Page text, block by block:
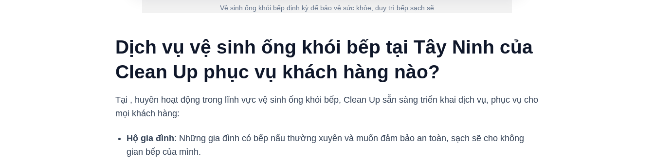
Vệ sinh ống khói bếp định kỳ để bảo vệ sức khỏe, duy trì bếp sạch sẽ
Dịch vụ vệ sinh ống khói bếp tại Tây Ninh của
Clean Up phục vụ khách hàng nào?
Tại , huyên hoạt động trong lĩnh vực vệ sinh ống khói bếp, Clean Up sẵn sàng triển khai dịch vụ, phục vụ cho
mọi khách hàng:
Hộ gia đình: Những gia đình có bếp nấu thường xuyên và muốn đảm bảo an toàn, sạch sẽ cho không
gian bếp của mình.